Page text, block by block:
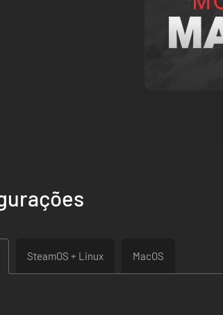
emoções das corridas. Reage em tempo real e
tecnologia avançada para personalizares todos
a peça central do mundo vivo e dinâmico dos
SteamOS + Linux MacOS